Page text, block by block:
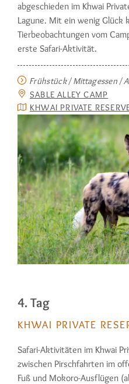
abgeschieden im Khwai
Lagune. Mit ein wenig Glück
Tierbeobachtungen vom
erste Safari-Aktivität.
Frühstück / Mittagessen /
SABLE ALLEY CAMP
KHWAI PRIVATE
4. Tag
KHWAI PRIVATE
Safari-Aktivitäten im Khwai
zwischen Pirschfahrten im
Fuß und Mokoro-Ausflügen